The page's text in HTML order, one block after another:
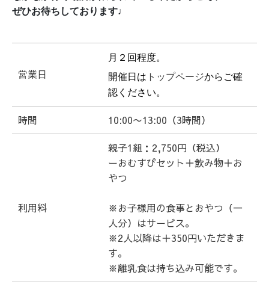
ぜひお待ちしております♩
営業日
月２回程度。
開催日は トップページからご確
認ください。
時間 10:00〜13:00（3時間）
利用料
親子1組：2,750円（税込）
ーおむすびセット＋飲み物＋お
やつ
※お子様用の食事とおやつ（一
人分）はサービス。
※2人以降は＋350円いただきま
す。
※離乳食は持ち込み可能です。